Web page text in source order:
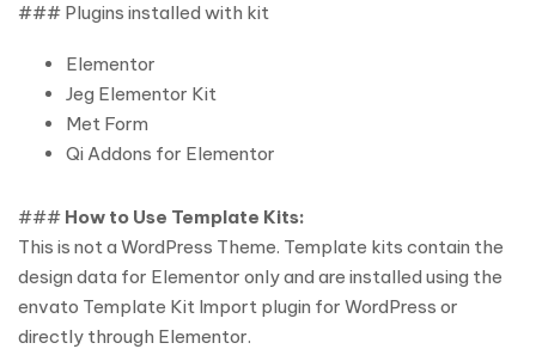
### Plugins installed with kit
Elementor
Jeg Elementor Kit
Met Form
Qi Addons for Elementor
### How to Use Template Kits:
This is not a WordPress Theme. Template kits contain the
design data for Elementor only and are installed using the
envato Template Kit Import plugin for WordPress or
directly through Elementor.